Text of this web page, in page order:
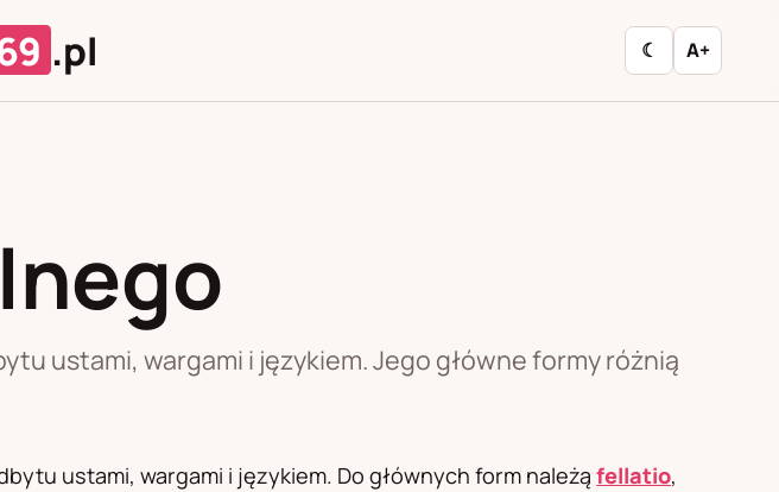
.pl ☾ A+
ustami, wargami i językiem. Jego główne formy różnią
ustami, wargami i językiem. Do głównych form należąfellatio,